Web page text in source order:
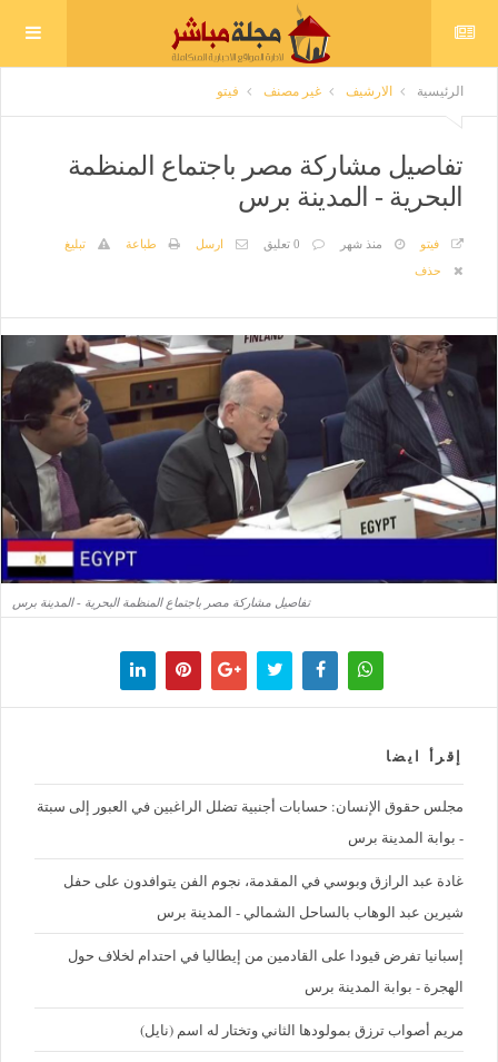
الرئيسية الارشيف غير مصنف فيتو
تفاصيل مشاركة مصر باجتماع المنظمة
البحرية - المدينة برس
فيتو منذ شهر 0 تعليق ارسل طباعة
تبليغ
حذف
تفاصيل مشاركة مصر باجتماع المنظمة البحرية - المدينة برس
إقرأ ايضا
مجلس حقوق الإنسان: حسابات أجنبية تضلل الراغبين في العبور إلى سبتة
- بوابة المدينة برس
غادة عبد الرازق وبوسي في المقدمة، نجوم الفن يتوافدون على حفل
شيرين عبد الوهاب بالساحل الشمالي - المدينة برس
إسبانيا تفرض قيودا على القادمين من إيطاليا في احتدام لخلاف حول
الهجرة - بوابة المدينة برس
مريم أصواب ترزق بمولودها الثاني وتختار له اسم (نايل)